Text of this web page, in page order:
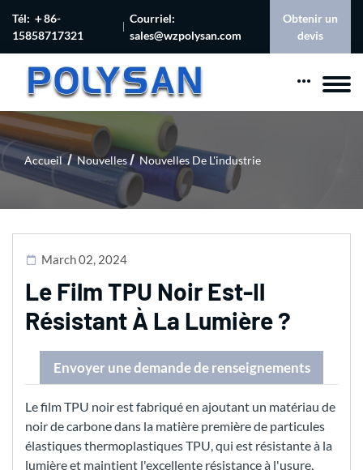
Tél: ＋86-
15858717321
Courriel:
sales@wzpolysan.com
Obtenir un
devis
Accueil Nouvelles Nouvelles De L'industrie
March 02, 2024
Le Film TPU Noir Est-Il
Résistant À La Lumière ?
Envoyer une demande de renseignements
Le film TPU noir est fabriqué en ajoutant un matériau de
noir de carbone dans la matière première de particules
élastiques thermoplastiques TPU, qui est résistante à la
lumière et maintient l'excellente résistance à l'usure,